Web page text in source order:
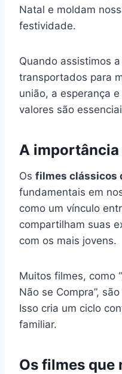
Natal e moldam
festividade.
Quando assistimos
transportados para
união, a esperança
valores são
A
Os filmes clássicos
fundamentais em
como um vínculo
compartilham suas
com os mais jovens.
Muitos filmes, como
Não se Compra”,
Isso cria um ciclo
familiar.
Os filmes que